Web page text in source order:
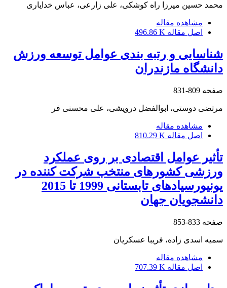
محمد حسین میرزا راه کوشکی، علی زارعی، عباس خدایاری
مشاهده مقاله
اصل مقاله 496.86 K
شناسایی و رتبه بندی عوامل توسعه ورزش
دانشگاه مازندران
صفحه 809-831
مرتضی دوستی، ابوالفضل درویشی، علی محسنی فر
مشاهده مقاله
اصل مقاله 810.29 K
تأثیر عوامل اقتصادی بر روی عملکرد
ورزشی کشورهای منتخب شرکت کننده در
یونیورسیادهای تابستانی 1999 تا 2015
دانشجویان جهان
صفحه 833-853
سمیه اسدی زاده، فریبا عسکریان
مشاهده مقاله
اصل مقاله 707.39 K